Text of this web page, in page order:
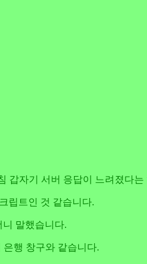
갑자기 서버 응답이 느려졌다
립트인 것 같습니다.
말했습니다.
은행 창구와 같습니다.